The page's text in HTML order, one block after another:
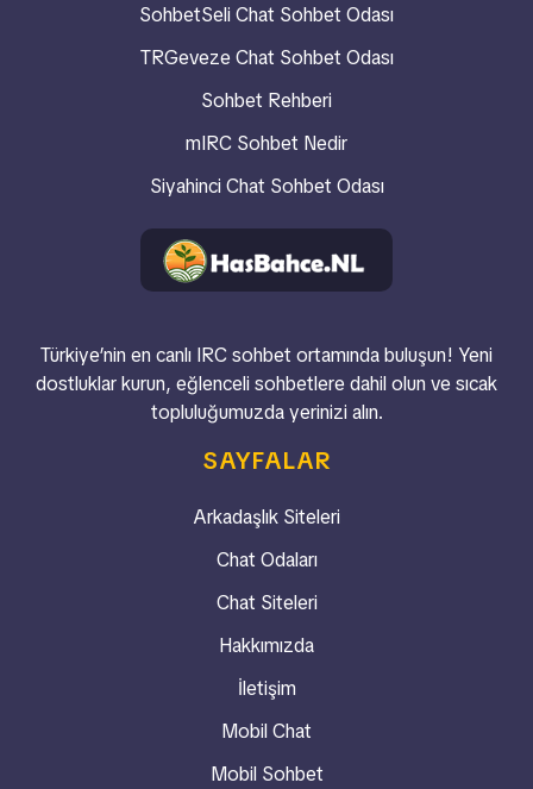
SohbetSeli Chat Sohbet Odası
TRGeveze Chat Sohbet Odası
Sohbet Rehberi
mIRC Sohbet Nedir
Siyahinci Chat Sohbet Odası
Türkiye’nin en canlı IRC sohbet ortamında buluşun! Yeni
dostluklar kurun, eğlenceli sohbetlere dahil olun ve sıcak
topluluğumuzda yerinizi alın.
SAYFALAR
Arkadaşlık Siteleri
Chat Odaları
Chat Siteleri
Hakkımızda
İletişim
Mobil Chat
Mobil Sohbet